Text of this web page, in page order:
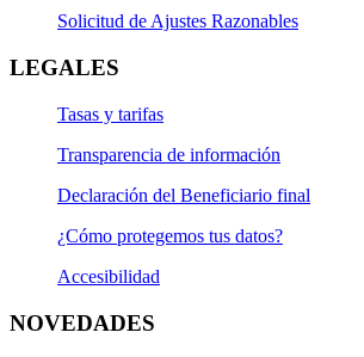
Solicitud de Ajustes Razonables
LEGALES
Tasas y tarifas
Transparencia de información
Declaración del Beneficiario final
¿Cómo protegemos tus datos?
Accesibilidad
NOVEDADES